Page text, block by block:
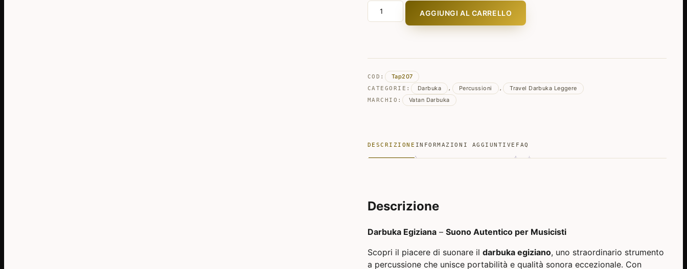
Darbuka
Egiziana
AGGIUNGI AL CARRELLO
COD: Tap207
CATEGORIE: Darbuka , Percussioni , Travel Darbuka Leggere
MARCHIO: Vatan Darbuka
DESCRIZIONE INFORMAZIONI AGGIUNTIVE FAQ
Descrizione
Darbuka Egiziana– Suono Autentico per Musicisti
Scopri il piacere di suonare il darbuka egiziano, uno straordinario strumento
a percussione che unisce portabilità e qualità sonora eccezionale. Con